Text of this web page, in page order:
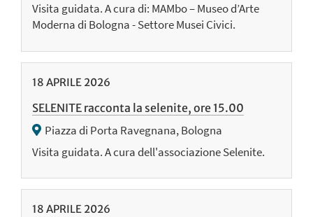
Visita guidata. A cura di: MAMbo – Museo d’Arte
Moderna di Bologna - Settore Musei Civici.
18 APRILE 2026
SELENITE racconta la selenite, ore 15.00
Piazza di Porta Ravegnana, Bologna
Visita guidata. A cura dell'associazione Selenite.
18 APRILE 2026